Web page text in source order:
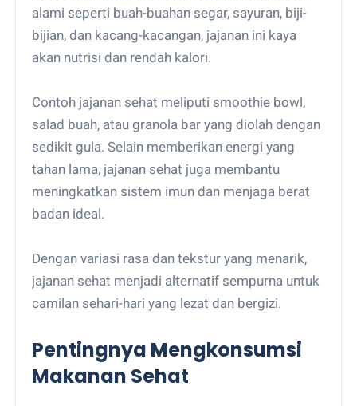
alami seperti buah-buahan segar, sayuran, biji-
bijian, dan kacang-kacangan, jajanan ini kaya
akan nutrisi dan rendah kalori.
Contoh jajanan sehat meliputi smoothie bowl,
salad buah, atau granola bar yang diolah dengan
sedikit gula. Selain memberikan energi yang
tahan lama, jajanan sehat juga membantu
meningkatkan sistem imun dan menjaga berat
badan ideal.
Dengan variasi rasa dan tekstur yang menarik,
jajanan sehat menjadi alternatif sempurna untuk
camilan sehari-hari yang lezat dan bergizi.
Pentingnya Mengkonsumsi
Makanan Sehat